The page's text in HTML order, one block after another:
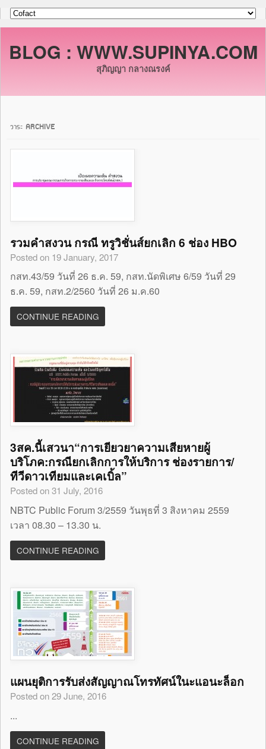
BLOG : WWW.SUPINYA.COM
สุภิญญา กลางณรงค์
วาระ ARCHIVE
รวมคำสงวน กรณี ทรูวิชั่นส์ยกเลิก 6 ช่อง HBO
Posted on 19 January, 2017
กสท.43/59 วันที่ 26 ธ.ค. 59, กสท.นัดพิเศษ 6/59 วันที่ 29
ธ.ค. 59, กสท.2/2560 วันที่ 26 ม.ค.60
CONTINUE READING
3สค.นี้เสวนา“การเยียวยาความเสียหายผู้
บริโภค:กรณียกเลิกการให้บริการ ช่องรายการ/
ทีวีดาวเทียมและเคเบิ้ล”
Posted on 31 July, 2016
NBTC Public Forum 3/2559 วันพุธที่ 3 สิงหาคม 2559
เวลา 08.30 – 13.30 น.
CONTINUE READING
แผนยุติการรับส่งสัญญาณโทรทัศน์ในะแอนะล็อก
Posted on 29 June, 2016
...
CONTINUE READING